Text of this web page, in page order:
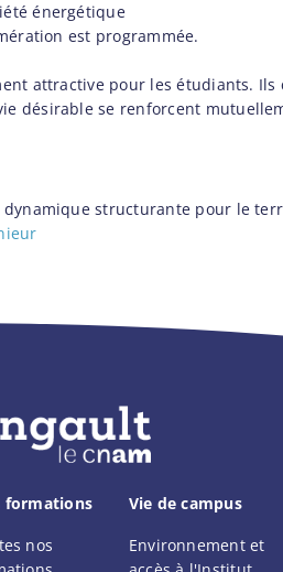
énergétique
est programmée.
attractive pour les étudiants.
désirable se renforcent
dynamique structurante pour le
formations
nos
Vie de campus
Environnement et